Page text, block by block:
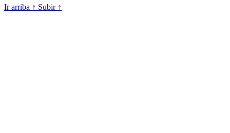
Ir arriba ↑ Subir ↑